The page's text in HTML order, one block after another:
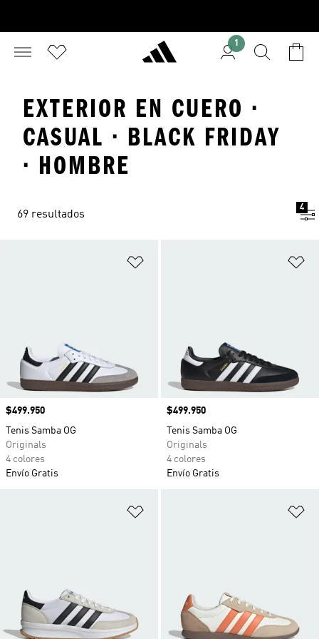
1
EXTERIOR EN CUERO ·
CASUAL · BLACK FRIDAY
· HOMBRE
69 resultados
4
Precio
$499.950
Tenis Samba OG
Originals
4 colores
Envío Gratis
Precio
$499.950
Tenis Samba OG
Originals
4 colores
Envío Gratis